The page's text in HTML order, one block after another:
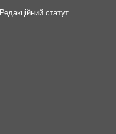
Редакційний статут